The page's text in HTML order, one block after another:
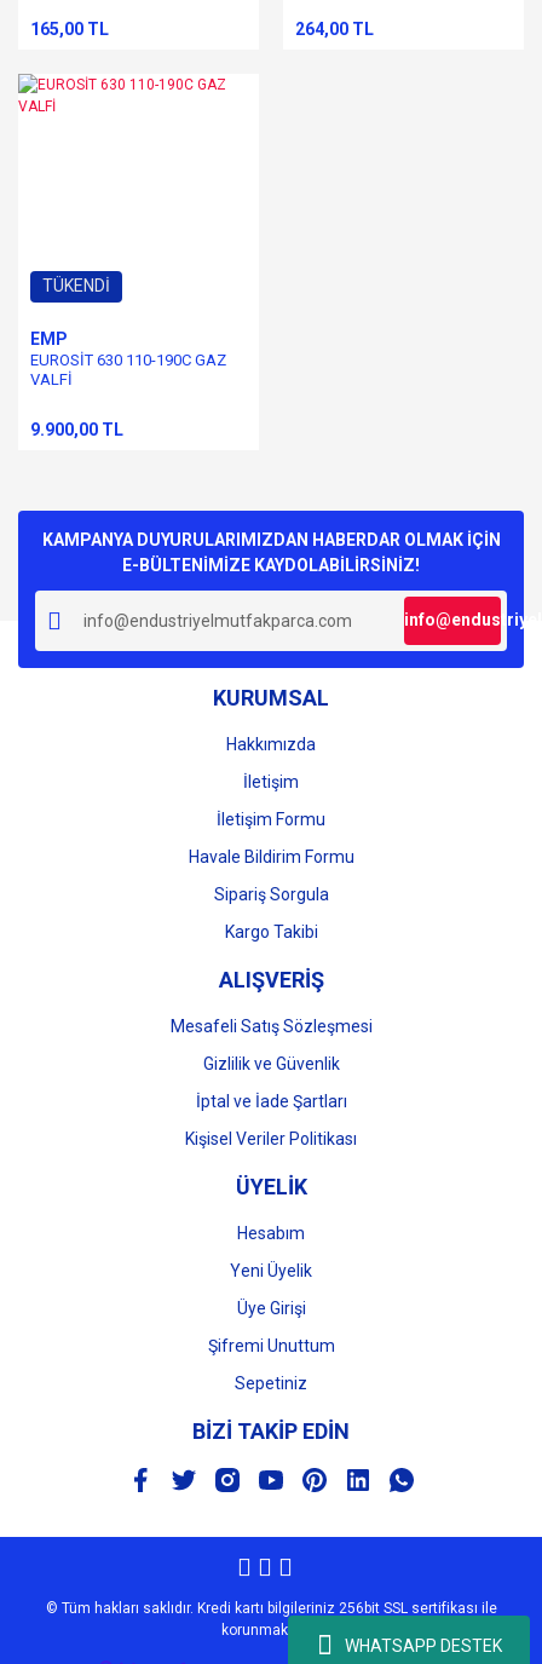
WHATSAPP DESTEK
165,00 TL 264,00 TL
TÜKENDİ
EMP
EUROSİT 630 110-190C GAZ
VALFİ
9.900,00 TL
KAMPANYA DUYURULARIMIZDAN HABERDAR OLMAK İÇİN
E-BÜLTENİMİZE KAYDOLABİLİRSİNİZ!
KURUMSAL
Hakkımızda
İletişim
İletişim Formu
Havale Bildirim Formu
Sipariş Sorgula
Kargo Takibi
ALIŞVERİŞ
Mesafeli Satış Sözleşmesi
Gizlilik ve Güvenlik
İptal ve İade Şartları
Kişisel Veriler Politikası
ÜYELİK
Hesabım
Yeni Üyelik
Üye Girişi
Şifremi Unuttum
Sepetiniz
BİZİ TAKİP EDİN
© Tüm hakları saklıdır. Kredi kartı bilgileriniz 256bit SSL sertifikası ile
korunmaktadır.